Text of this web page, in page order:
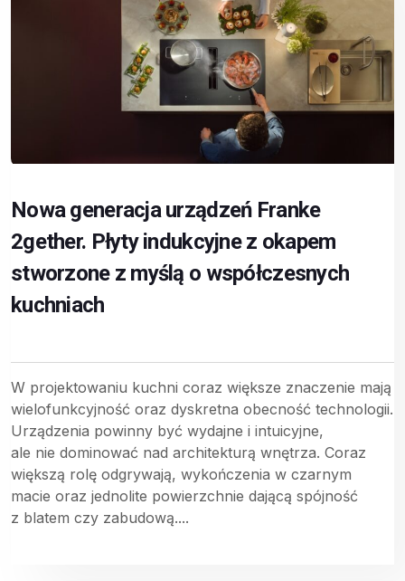
Nowa generacja urządzeń Franke
2gether. Płyty indukcyjne z okapem
stworzone z myślą o współczesnych
kuchniach
W projektowaniu kuchni coraz większe znaczenie mają
wielofunkcyjność oraz dyskretna obecność technologii.
Urządzenia powinny być wydajne i intuicyjne,
ale nie dominować nad architekturą wnętrza. Coraz
większą rolę odgrywają, wykończenia w czarnym
macie oraz jednolite powierzchnie dającą spójność
z blatem czy zabudową....